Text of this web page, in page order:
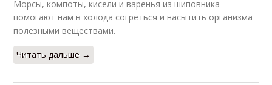
Морсы, компоты, кисели и варенья из шиповника
помогают нам в холода согреться и насытить организма
полезными веществами.
Читать дальше →